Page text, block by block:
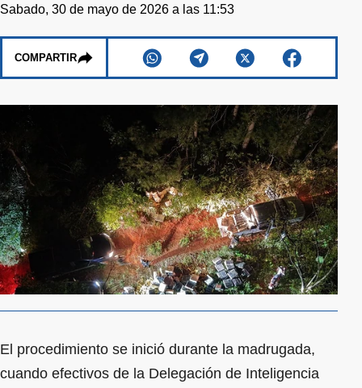
Sabado, 30 de mayo de 2026 a las 11:53
COMPARTIR
El procedimiento se inició durante la madrugada,
cuando efectivos de la Delegación de Inteligencia